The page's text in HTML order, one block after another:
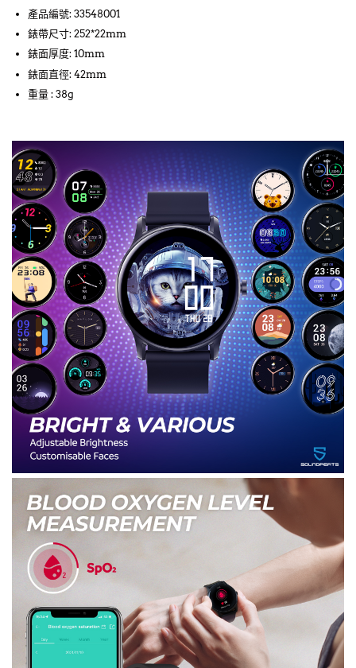
產品編號: 33548001
錶帶尺寸: 252*22mm
錶面厚度: 10mm
錶面直徑: 42mm
重量 : 38g